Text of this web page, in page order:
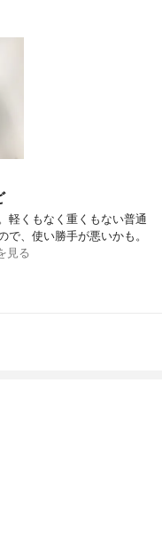
軽くもなく重くもない普通
、使い勝手が悪いかも。
見る